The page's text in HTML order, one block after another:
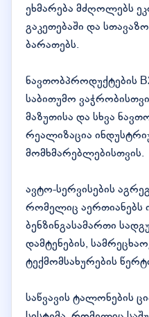
ეხმარება მძღოლებს
გაკეთებაში და
ბარათებს.
ნავთობპროდუქტების
საბითუმო
მაზუთისა და სხვა
რეალიზაცია
მომხმარებლებისთვის.
ავტო-სერვისების
რომელიც აერთიანებს
ბენზინგასამართი
დამტენების,
ტექმომსახურების
საწვავის ტალონების